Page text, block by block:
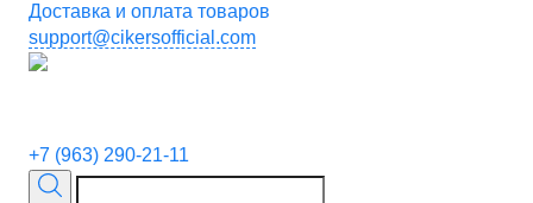
Доставка и оплата товаров
support@cikersofficial.com
+7 (963) 290-21-11